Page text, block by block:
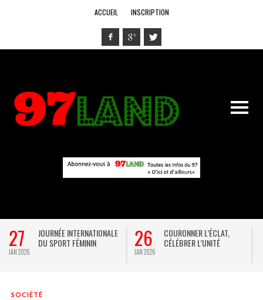
ACCUEIL INSCRIPTION
27
JAN 2026
JOURNÉE INTERNATIONALE
DU SPORT FÉMININ
26
JAN 2026
COURONNER L’ÉCLAT,
CÉLÉBRER L’UNITÉ
SOCIÉTÉ